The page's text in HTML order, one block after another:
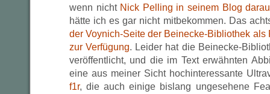
wenn nicht Nick Pelling in seinem Blog
hätte ich es gar nicht mitbekommen. Das
der Voynich-Seite der Beinecke-Bibliothek als
zur Verfügung. Leider hat die Beinecke-
veröffentlicht, und die im Text erwähnten
eine aus meiner Sicht hochinteressante
f1r, die auch einige bislang ungesehene